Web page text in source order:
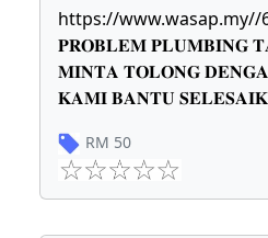
https://www.wasap.my//
𝐏𝐑𝐎𝐁𝐋𝐄𝐌 𝐏𝐋𝐔𝐌𝐁𝐈𝐍𝐆
𝐌𝐈𝐍𝐓𝐀 𝐓𝐎𝐋𝐎𝐍𝐆
𝐊𝐀𝐌𝐈 𝐁𝐀𝐍𝐓𝐔
RM 50